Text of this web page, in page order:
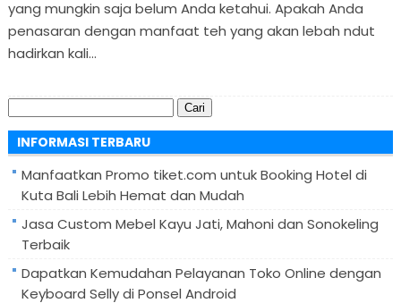
yang mungkin saja belum Anda ketahui. Apakah Anda
penasaran dengan manfaat teh yang akan lebah ndut
hadirkan kali...
untuk:
INFORMASI TERBARU
Manfaatkan Promo tiket.com untuk Booking Hotel di
Kuta Bali Lebih Hemat dan Mudah
Jasa Custom Mebel Kayu Jati, Mahoni dan Sonokeling
Terbaik
Dapatkan Kemudahan Pelayanan Toko Online dengan
Keyboard Selly di Ponsel Android